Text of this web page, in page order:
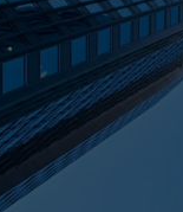
มีควา